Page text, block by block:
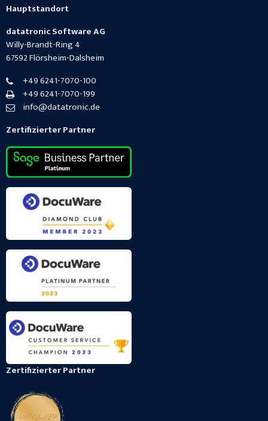
Hauptstandort
datatronic Software AG
Willy-Brandt-Ring 4
67592Flörsheim-Dalsheim
+49 6241-7070-100
+49 6241-7070-199
info@datatronic.de
Zertifizierter Partner
Zertifizierter Partner